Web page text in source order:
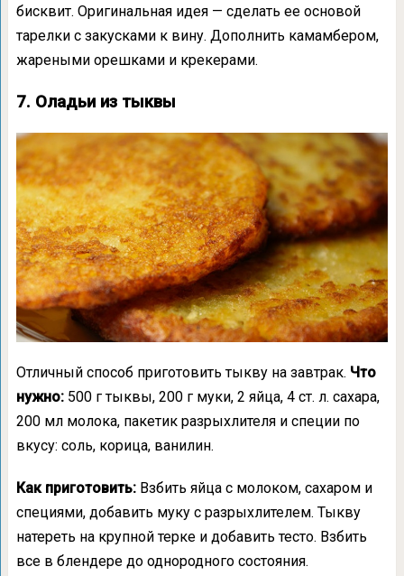
бисквит. Оригинальная идея — сделать ее основой
тарелки с закусками к вину. Дополнить камамбером,
жареными орешками и крекерами.
7. Оладьи из тыквы
Отличный способ приготовить тыкву на завтрак. Что
нужно:500 г тыквы, 200 г муки, 2 яйца, 4 ст. л. сахара,
200 мл молока, пакетик разрыхлителя и специи по
вкусу: соль, корица, ванилин.
Как приготовить:Взбить яйца с молоком, сахаром и
специями, добавить муку с разрыхлителем. Тыкву
натереть на крупной терке и добавить тесто. Взбить
все в блендере до однородного состояния.